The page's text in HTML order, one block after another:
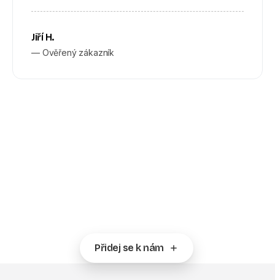
Jiří H.
— Ověřený zákazník
Přidej se k nám